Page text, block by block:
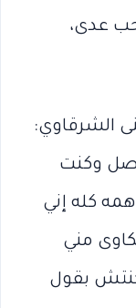
عدى،
الشرقاوي:
وكنت
همه كله إني
مني
بقول